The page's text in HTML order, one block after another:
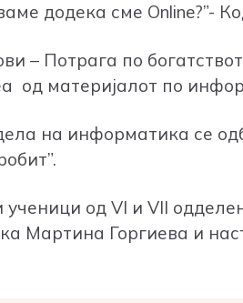
додека сме Online?”-
– Потрага по
од материјалот по
на информатика се
од VI и VII
Мартина Горгиева и